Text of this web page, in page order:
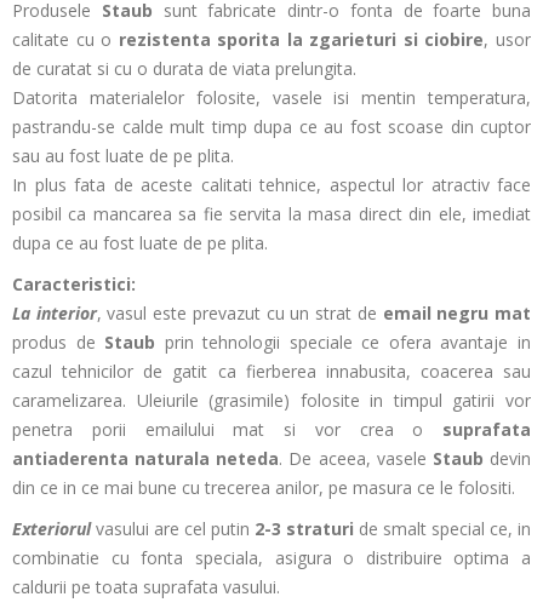
Produsele Staub sunt fabricate dintr-o fonta de foarte buna
calitate cu o rezistenta sporita la zgarieturi si ciobire, usor
de curatat si cu o durata de viata prelungita.
Datorita materialelor folosite, vasele isi mentin temperatura,
pastrandu-se calde mult timp dupa ce au fost scoase din cuptor
sau au fost luate de pe plita.
In plus fata de aceste calitati tehnice, aspectul lor atractiv face
posibil ca mancarea sa fie servita la masa direct din ele, imediat
dupa ce au fost luate de pe plita.
Caracteristici:
La interior, vasul este prevazut cu un strat de email negru mat
produs de Staub prin tehnologii speciale ce ofera avantaje in
cazul tehnicilor de gatit ca fierberea innabusita, coacerea sau
caramelizarea. Uleiurile (grasimile) folosite in timpul gatirii vor
penetra porii emailului mat si vor crea o suprafata
antiaderenta naturala neteda. De aceea, vasele Staub devin
din ce in ce mai bune cu trecerea anilor, pe masura ce le folositi.
Exteriorulvasului are cel putin 2-3 straturi de smalt special ce, in
combinatie cu fonta speciala, asigura o distribuire optima a
caldurii pe toata suprafata vasului.